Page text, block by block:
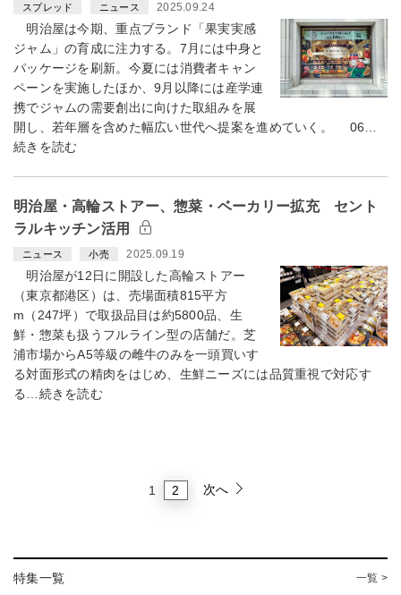
スプレッド ニュース 2025.09.24
明治屋は今期、重点ブランド「果実実感
ジャム」の育成に注力する。7月には中身と
パッケージを刷新。今夏には消費者キャン
ペーンを実施したほか、9月以降には産学連
携でジャムの需要創出に向けた取組みを展
開し、若年層を含めた幅広い世代へ提案を進めていく。 06…
続きを読む
明治屋・高輪ストアー、惣菜・ベーカリー拡充 セント
ラルキッチン活用
ニュース 小売 2025.09.19
明治屋が12日に開設した高輪ストアー
（東京都港区）は、売場面積815平方
m（247坪）で取扱品目は約5800品、生
鮮・惣菜も扱うフルライン型の店舗だ。芝
浦市場からA5等級の雌牛のみを一頭買いす
る対面形式の精肉をはじめ、生鮮ニーズには品質重視で対応す
る…続きを読む
1 2 次へ
特集一覧 一覧 >